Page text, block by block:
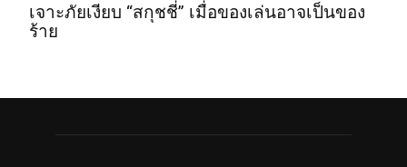
เจาะภัยเงียบ “สกุชชี่” เมื่อของเล่นอาจเป็นของ
ร้าย